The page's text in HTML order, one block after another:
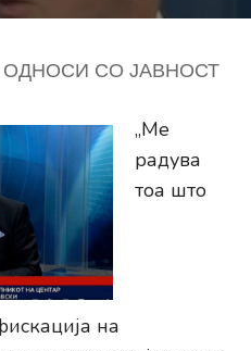
ОДНОСИ СО ЈАВНОСТ
„Ме
радува
тоа што
на